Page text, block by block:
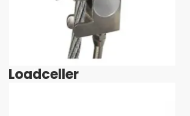
Loadceller
İncele